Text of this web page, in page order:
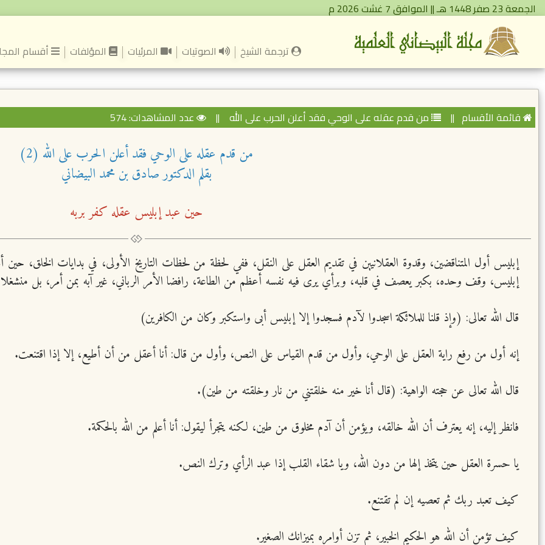
الجمعة 23 صفر 1448 هـ || الموافق 7 غشت 2026 م
ترجمة الشيخ الصوتيات المرئيات المؤلفات أقسام
قائمة الأقسام || من قدم عقله على الوحي فقد أعلن الحرب على الله || عدد المشاهدات: 574
من قدم عقله على الوحي فقد أعلن الحرب على الله (2)
بقلم الدكتور صادق بن محمد البيضاني
حين عبد إبليس عقله كفر بربه
إبليس أول المتناقضين، وقدوة العقلانيين في تقديم العقل على النقل، ففي لحظة من لحظات التاريخ الأولى، في بدايات الخلق،
إبليس، وقف وحده، بكبر يعصف في قلبه، وبرأي يرى فيه نفسه أعظم من الطاعة، رافضا الأمر الرباني، غير آبه بمن أمر، بل
قال الله تعالى: (وإذ قلنا للملائكة اسجدوا لآدم فسجدوا إلا إبليس أبى واستكبر وكان من الكافرين)
إنه أول من رفع راية العقل على الوحي، وأول من قدم القياس على النص، وأول من قال: أنا أعقل من أن أطيع، إلا إذا اقتنعت.
قال الله تعالى عن حجته الواهية: (قال أنا خير منه خلقتني من نار وخلقته من طين).
فانظر إليه، إنه يعترف أن الله خالقه، ويؤمن أن آدم مخلوق من طين، لكنه يتجرأ ليقول: أنا أعلم من الله بالحكمة.
يا حسرة العقل حين يتخذ إلها من دون الله، ويا شقاء القلب إذا عبد الرأي وترك النص.
كيف تعبد ربك ثم تعصيه إن لم تقتنع.
كيف تؤمن أن الله هو الحكيم الخبير، ثم تزن أوامره بميزانك الصغير.